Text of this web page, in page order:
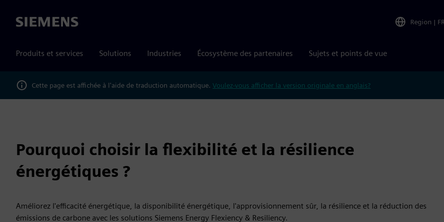
Siemens Region | FR
Produits et services Solutions Industries Écosystème des partenaires Sujets et points de vue
Cette page est affichée à l'aide de traduction automatique. Voulez-vous afficher la version originale en anglais?
Pourquoi choisir la flexibilité et la résilience
énergétiques ?
Améliorez l'efficacité énergétique, la disponibilité énergétique, l'approvisionnement sûr, la résilience et la réduction des
émissions de carbone avec les solutions Siemens Energy Flexiency & Resiliency.